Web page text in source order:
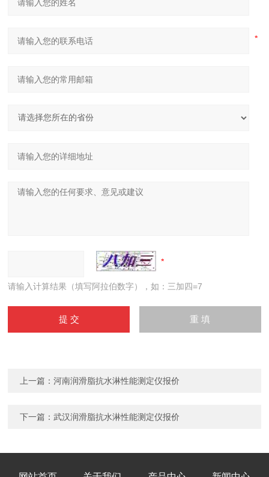
请输入计算结果（填写阿拉伯数字），如：三加四=7
上一篇：河南润滑脂抗水淋性能测定仪报价
下一篇：武汉润滑脂抗水淋性能测定仪报价